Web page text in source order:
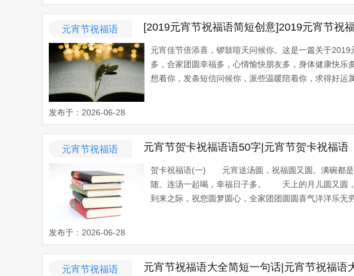
元宵节祝福语 [2019元宵节祝福语简短创意]2019元宵节祝福
元宵佳节倍添喜，锣鼓喧天问候你。这是一篇关于
多，合家团圆幸福多，心情愉快朋友多，身体健康快
想着你，发条短信问候你，派些温暖陪着你，求得好运
发布于：2026-06-28
元宵节祝福语 元宵节贺卡祝福语语50字|元宵节贺卡祝福语
贺卡祝福语(一) 元宵送汤圆，祝福圆又圆。满碗都是
随。连汤一起喝，幸福日子多。 天上的月儿圆又圆
到来之际，祝您圆梦圆心，全家团团圆圆喜气洋洋乐
发布于：2026-06-28
元宵节祝福语 元宵节祝福语大全简短一句话|元宵节祝福语